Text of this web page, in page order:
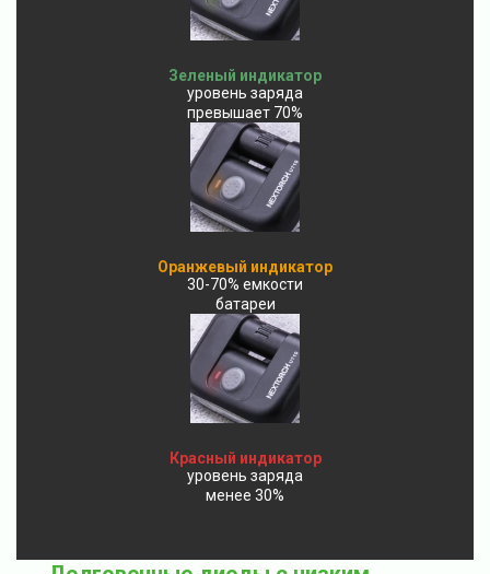
Зеленый индикатор
уровень заряда
превышает 70%
Оранжевый индикатор
30-70% емкости
батареи
Красный индикатор
уровень заряда
менее 30%